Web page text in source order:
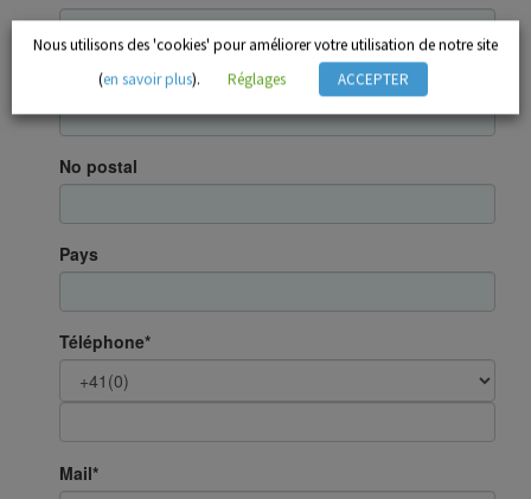
Nous utilisons des 'cookies' pour améliorer votre utilisation de notre site
(en savoir plus). Réglages ACCEPTER